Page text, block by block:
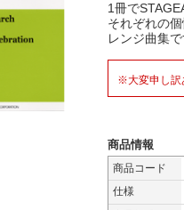
1冊で
それぞれの
レンジ曲集で
※大変申し訳
商品情報
商品コード
仕様